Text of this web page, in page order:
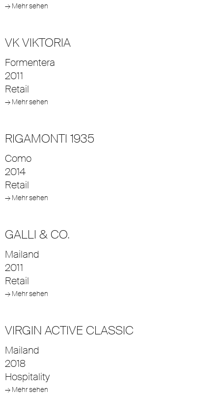
→ Mehr sehen
VK VIKTORIA
Formentera
2011
Retail
→ Mehr sehen
RIGAMONTI 1935
Como
2014
Retail
→ Mehr sehen
GALLI & CO.
Mailand
2011
Retail
→ Mehr sehen
VIRGIN ACTIVE CLASSIC
Mailand
2018
Hospitality
→ Mehr sehen